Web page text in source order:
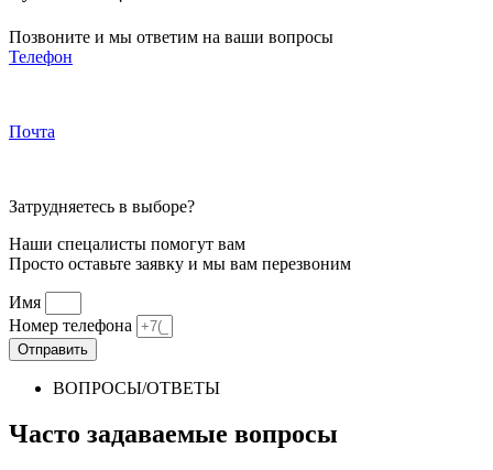
Позвоните и мы ответим на ваши вопросы
Телефон
Почта
Затрудняетесь в выборе?
Наши спецалисты помогут вам
Просто оставьте заявку и мы вам перезвоним
Имя
Номер телефона
Отправить
ВОПРОСЫ/ОТВЕТЫ
Часто задаваемые вопросы